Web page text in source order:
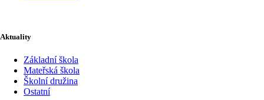
Aktuality
Základní škola
Mateřská škola
Školní družina
Ostatní